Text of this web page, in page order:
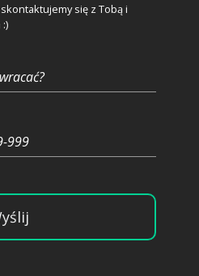
się z Tobą i